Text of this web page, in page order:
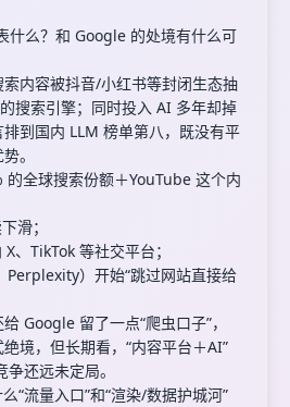
什么？和 Google 的处境有什么可
内容被抖音/小红书等封闭生态抽
搜索引擎；同时投入 AI 多年却掉
到国内 LLM 榜单第八，既没有平
。
全球搜索份额＋YouTube 这个内
滑；
、TikTok 等社交平台；
Perplexity）开始“跳过网站直接给
Google 留了一点“爬虫口子”，
境，但长期看，“内容平台＋AI”
还远未定局。
“流量入口”和“渲染/数据护城河”